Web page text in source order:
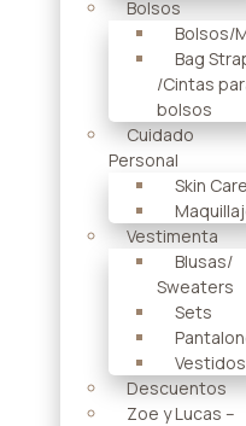
Bolsos
Bolsos/
Bag
/Cintas
bolsos
Cuidado
Personal
Skin Care
Vestimenta
Blusas/
Sweaters
Sets
Vestidos
Descuentos
Zoe y Lucas –